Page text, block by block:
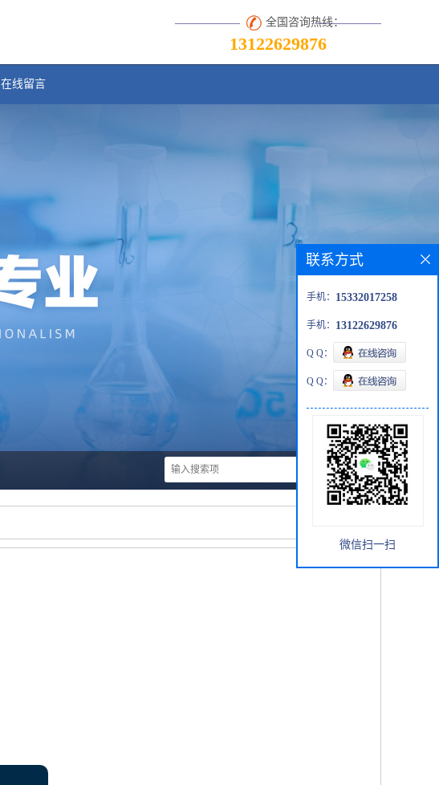
全国咨询热线：
13122629876
在线留言
联系方式
手机： 15332017258
手机： 13122629876
Q Q：
Q Q：
微信扫一扫